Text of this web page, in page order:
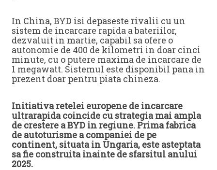
In China, BYD isi depaseste rivalii cu un
sistem de incarcare rapida a bateriilor,
dezvaluit in martie, capabil sa ofere o
autonomie de 400 de kilometri in doar cinci
minute, cu o putere maxima de incarcare de
1 megawatt. Sistemul este disponibil pana in
prezent doar pentru piata chineza.
Initiativa retelei europene de incarcare
ultrarapida coincide cu strategia mai ampla
de crestere a BYD in regiune. Prima fabrica
de autoturisme a companiei de pe
continent, situata in Ungaria, este asteptata
sa fie construita inainte de sfarsitul anului
2025.